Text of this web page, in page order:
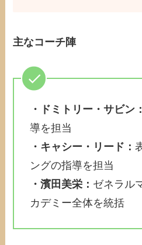
主なコーチ陣
・ドミトリー・サビン
導を担当
・キャシー・リード：
ングの指導を担当
・濱田美栄： ゼネラル
カデミー全体を統括